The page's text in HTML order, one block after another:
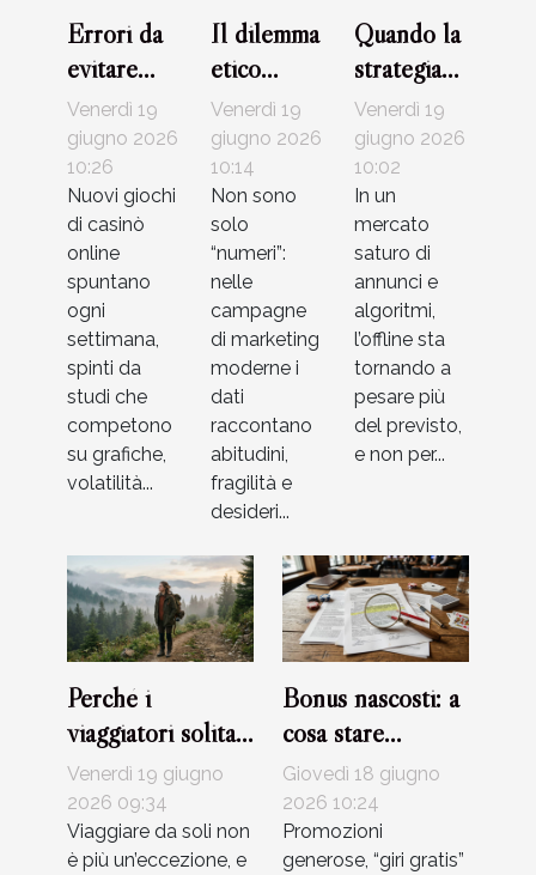
Errori da
evitare
quando si
scelgono
strategie
per nuovi
giochi di
casinò
Venerdì 19
giugno 2026
10:26
Nuovi giochi
di casinò
online
spuntano
ogni
settimana,
spinti da
studi che
competono
su grafiche,
volatilità...
Il dilemma
etico
dietro
l’uso dei
dati nelle
campagne
di
marketing
Venerdì 19
giugno 2026
10:14
Non sono
solo
“numeri”:
nelle
campagne
di marketing
moderne i
dati
raccontano
abitudini,
fragilità e
desideri...
Quando la
strategia
offline fa la
differenza
in un’era
digitale
Venerdì 19
giugno 2026
10:02
In un
mercato
saturo di
annunci e
algoritmi,
l’offline sta
tornando a
pesare più
del previsto,
e non per...
Perché i
viaggiatori solitari
stanno
riscrivendo le
regole
Venerdì 19 giugno
2026 09:34
Viaggiare da soli non
è più un’eccezione, e
Bonus nascosti: a
cosa stare
davvero attenti
leggendo i
termini dei casinò
Giovedì 18 giugno
2026 10:24
Promozioni
generose, “giri gratis”